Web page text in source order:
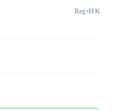
Reg·HK